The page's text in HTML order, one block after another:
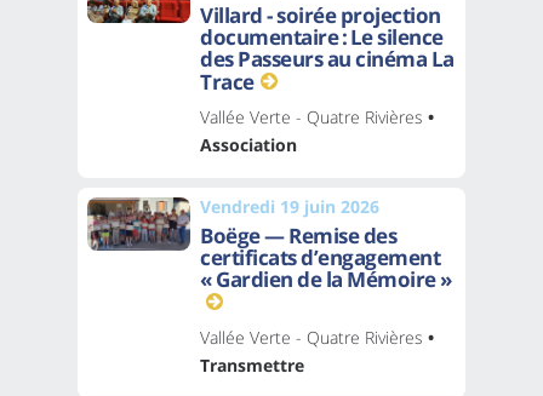
Villard - soirée projection
documentaire : Le silence
des Passeurs au cinéma La
Trace
Vallée Verte - Quatre Rivières •
Association
Vendredi 19 juin 2026
Boëge — Remise des
certificats d’engagement
« Gardien de la Mémoire »
Vallée Verte - Quatre Rivières •
Transmettre